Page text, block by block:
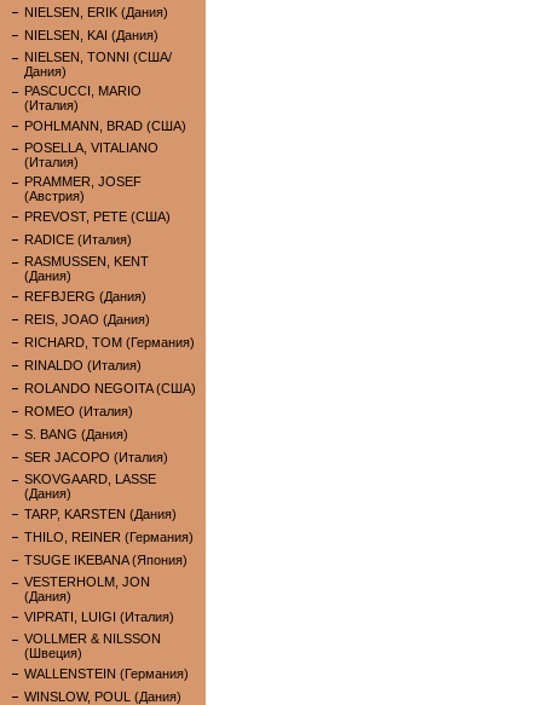
NIELSEN, ERIK (Дания)
NIELSEN, KAI (Дания)
NIELSEN, TONNI (США/
Дания)
PASCUCCI, MARIO
(Италия)
POHLMANN, BRAD (США)
POSELLA, VITALIANO
(Италия)
PRAMMER, JOSEF
(Австрия)
PREVOST, PETE (США)
RADICE (Италия)
RASMUSSEN, KENT
(Дания)
REFBJERG (Дания)
REIS, JOAO (Дания)
RICHARD, TOM (Германия)
RINALDO (Италия)
ROLANDO NEGOITA (США)
ROMEO (Италия)
S. BANG (Дания)
SER JACOPO (Италия)
SKOVGAARD, LASSE
(Дания)
TARP, KARSTEN (Дания)
THILO, REINER (Германия)
TSUGE IKEBANA (Япония)
VESTERHOLM, JON
(Дания)
VIPRATI, LUIGI (Италия)
VOLLMER & NILSSON
(Швеция)
WALLENSTEIN (Германия)
WINSLOW, POUL (Дания)